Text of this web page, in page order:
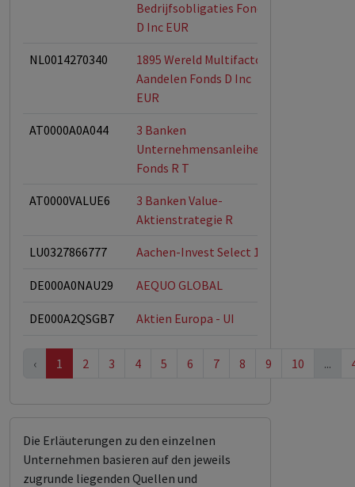
Bedrijfsobligaties Fonds
D Inc EUR
NL0014270340
1895 Wereld Multifactor
Aandelen Fonds D Inc
EUR
AT0000A0A044
3 Banken
Unternehmensanleihen-
Fonds R T
AT0000VALUE6
3 Banken Value-
Aktienstrategie R
LU0327866777 Aachen-Invest Select 1
DE000A0NAU29 AEQUO GLOBAL
DE000A2QSGB7 Aktien Europa - UI
‹ 1 2 3 4 5 6 7 8 9 10 ...
Die Erläuterungen zu den einzelnen
Unternehmen basieren auf den jeweils
zugrunde liegenden Quellen und